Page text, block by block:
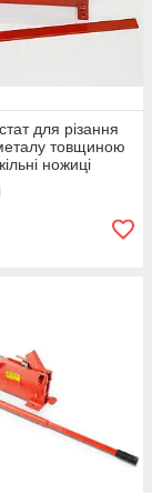
для різання
товщиною
ножиці